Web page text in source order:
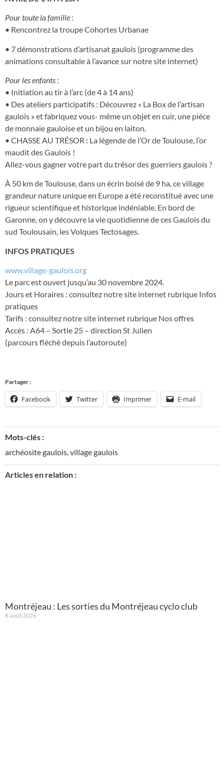
Pour toute la famille :
• Rencontrez la troupe Cohortes Urbanae
• 7 démonstrations d’artisanat gaulois (programme des
animations consultable à l’avance sur notre site internet)
Pour les enfants :
• Initiation au tir à l’arc (de 4 à 14 ans)
• Des ateliers participatifs : Découvrez « La Box de l’artisan
gaulois » et fabriquez vous- même un objet en cuir, une pièce
de monnaie gauloise et un bijou en laiton.
• CHASSE AU TRÉSOR : La légende de l’Or de Toulouse, l’or
maudit des Gaulois !
Allez-vous gagner votre part du trésor des guerriers gaulois ?
À 50 km de Toulouse, dans un écrin boisé de 9 ha, ce village
grandeur nature unique en Europe a été reconstitué avec une
rigueur scientifique et historique indéniable. En bord de
Garonne, on y découvre la vie quotidienne de ces Gaulois du
sud Toulousain, les Volques Tectosages.
INFOS PRATIQUES
www.village-gaulois.org
Le parc est ouvert jusqu’au 30 novembre 2024.
Jours et Horaires : consultez notre site internet rubrique Infos
pratiques
Tarifs : consultez notre site internet rubrique Nos offres
Accès : A64 – Sortie 25 – direction St Julien
(parcours fléché depuis l’autoroute)
Partager :
Facebook Twitter Imprimer E-mail
Mots-clés :
archéosite gaulois,village gaulois
Articles en relation :
Montréjeau : Les sorties du Montréjeau cyclo club
8 août 2026